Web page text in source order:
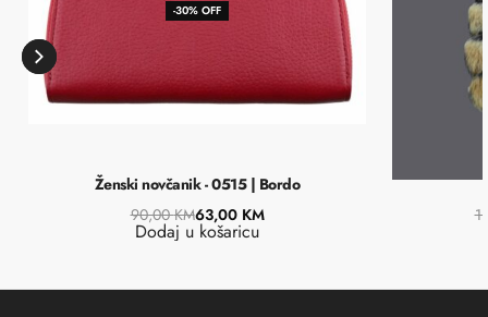
-30% OFF
Ženski novčanik - 0515 | Bordo
90,00KM63,00 KM
Dodaj u košaricu